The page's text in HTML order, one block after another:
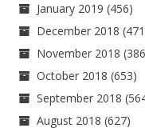
January 2019 (456)
December 2018
November 2018
October 2018 (653)
September 2018
August 2018 (627)